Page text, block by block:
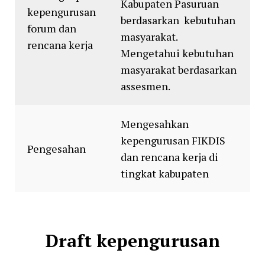
kepengurusan
forum dan
rencana kerja
Kabupaten Pasuruan
berdasarkan kebutuhan
masyarakat.
Mengetahui kebutuhan
masyarakat berdasarkan
assesmen.
Pengesahan
Mengesahkan
kepengurusan FIKDIS
dan rencana kerja di
tingkat kabupaten
Draft kepengurusan